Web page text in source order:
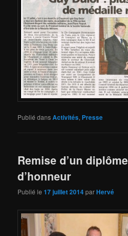
Publié dansActivités, Presse
Remise d’un diplôme
d’honneur
Publié le17 juillet 2014parHervé